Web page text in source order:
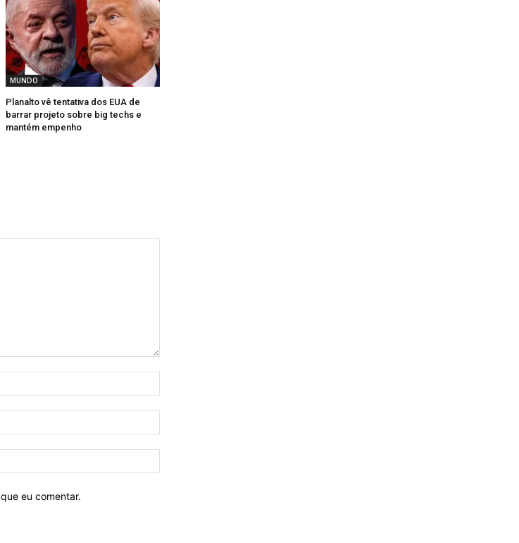
MUNDO
Planalto vê tentativa dos EUA de
barrar projeto sobre big techs e
mantém empenho
mail:*
eu comentar.